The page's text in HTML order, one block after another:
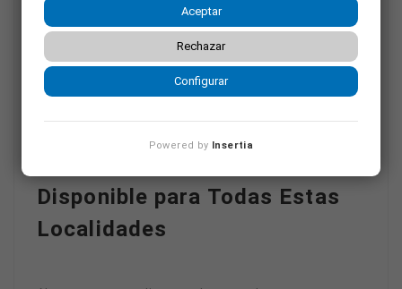
Solicita
información
aquí
Disponible para Todas Estas
Localidades
Aceptar
Rechazar
Configurar
Powered by Insertia